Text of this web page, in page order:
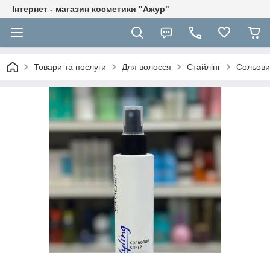
Інтернет - магазин косметики "Ажур"
Товари та послуги Для волосся Стайлінг